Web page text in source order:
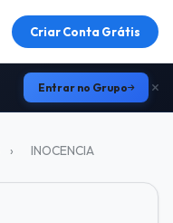
Criar Conta Grátis
Entrar no Grupo
› INOCENCIA